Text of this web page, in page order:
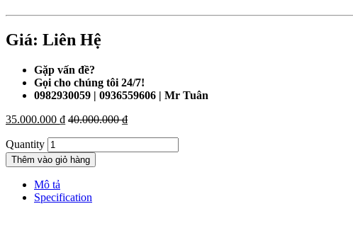
Giá: Liên Hệ
Gặp vấn đề?
Gọi cho chúng tôi 24/7!
0982930059 | 0936559606 | Mr Tuân
35.000.000 ₫ 40.000.000₫
Quantity
Thêm vào giỏ hàng
Mô tả
Specification